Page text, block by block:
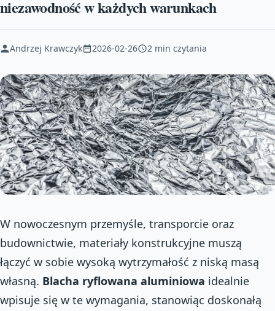
niezawodność w każdych warunkach
Andrzej Krawczyk 2026-02-26 2 min czytania
W nowoczesnym przemyśle, transporcie oraz
budownictwie, materiały konstrukcyjne muszą
łączyć w sobie wysoką wytrzymałość z niską masą
własną. Blacha ryflowana aluminiowa idealnie
wpisuje się w te wymagania, stanowiąc doskonałą